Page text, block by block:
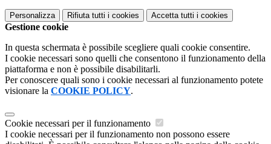
Personalizza Rifiuta tutti i cookies Accetta tutti i cookies
Gestione cookie
In questa schermata è possibile scegliere quali cookie consentire.
I cookie necessari sono quelli che consentono il funzionamento della
piattaforma e non è possibile disabilitarli.
Per conoscere quali sono i cookie necessari al funzionamento potete
visionare la COOKIE POLICY.
Cookie necessari per il funzionamento
I cookie necessari per il funzionamento non possono essere